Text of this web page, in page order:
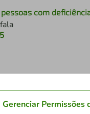
com
Gerenciar Permissões